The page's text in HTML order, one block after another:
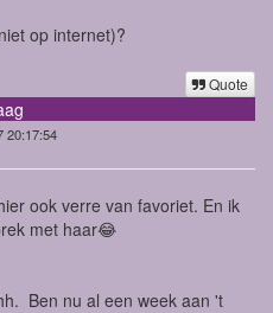
op internet)?
Quote
20:17:54
ook verre van favoriet. En ik
met haar😂
Ben nu al een week aan 't